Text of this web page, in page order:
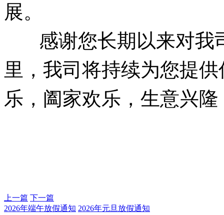
展。
感谢您长期以来对我
里，我司将持续为您提
乐，阖家欢乐，生意兴隆
上一篇 下一篇
2026年端午放假通知 2026年元旦放假通知